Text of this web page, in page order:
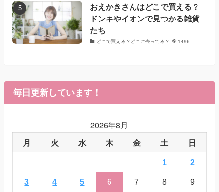
おえかきさんはどこで買える？
ドンキやイオンで見つかる雑貨
たち
どこで買える？どこに売ってる？ 1496
毎日更新しています！
2026年8月
月 火 水 木 金 土 日
1 2
3 4 5 6 7 8 9